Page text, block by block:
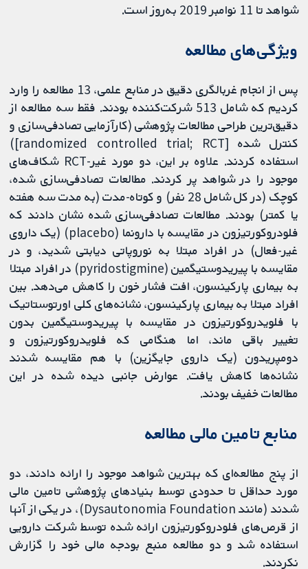
شواهد تا 11 نوامبر 2019 به‌روز است.
ویژگی‌های مطالعه
پس از انجام غربالگری دقیق در منابع علمی، 13 مطالعه را وارد
کردیم که شامل 513 شرکت‌کننده بودند. فقط سه مطالعه از
دقیق‌ترین طراحی مطالعات پژوهشی (کارآزمایی تصادفی‌سازی و
کنترل شده [randomized controlled trial; RCT])
استفاده کردند. علاوه بر این، دو مورد غیر-RCT شکاف‌های
موجود را در شواهد پر کردند. مطالعات تصادفی‌سازی شده،
کوچک (در کل شامل 28 نفر) و کوتاه‌-مدت (به مدت سه هفته
یا کمتر) بودند. مطالعات تصادفی‌سازی شده نشان دادند که
فلودروکورتیزون در مقایسه با دارونما (placebo) (یک داروی
غیر-فعال) در افراد مبتلا به نوروپاتی دیابتی شدید، و در
مقایسه با پیریدوستیگمین (pyridostigmine) در افراد مبتلا
به بیماری پارکینسون، افت فشار خون را کاهش می‌دهد. بین
افراد مبتلا به بیماری پارکینسون، نشانه‌های کلی اورتوستاتیک
با فلویدروکورتیزون در مقایسه با پیریدوستیگمین بدون
تغییر باقی ماند، اما هنگامی که فلویدروکورتیزون و
دومپریدون (یک داروی جایگزین) با هم مقایسه شدند
نشانه‌ها کاهش یافت. عوارض جانبی دیده شده در این
مطالعات خفیف بودند.
منابع تامین مالی مطالعه
از پنج مطالعه‌ای که بهترین شواهد موجود را ارائه دادند، دو
مورد حداقل تا حدودی توسط بنیادهای پژوهشی تامین مالی
شدند (مانند Dysautonomia Foundation)، در یکی از آنها
از قرص‌های فلودروکورتیزون ارائه شده توسط شرکت دارویی
استفاده شد و دو مطالعه منبع بودجه مالی خود را گزارش
نکردند.